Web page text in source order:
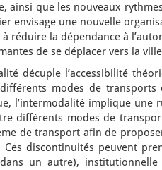
ainsi que les nouveaux
envisage une nouvelle
à réduire la dépendance à
de se déplacer vers la
décuple l’accessibilité
modes de
l’intermodalité implique une
différents modes de
de transport afin de
discontinuités peuvent
un autre),